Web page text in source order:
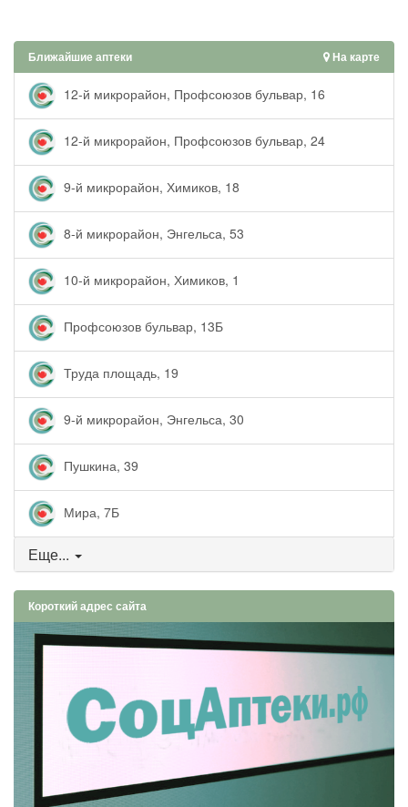
Ближайшие аптеки На карте
12-й микрорайон, Профсоюзов бульвар, 16
12-й микрорайон, Профсоюзов бульвар, 24
9-й микрорайон, Химиков, 18
8-й микрорайон, Энгельса, 53
10-й микрорайон, Химиков, 1
Профсоюзов бульвар, 13Б
Труда площадь, 19
9-й микрорайон, Энгельса, 30
Пушкина, 39
Мира, 7Б
Еще...
Короткий адрес сайта